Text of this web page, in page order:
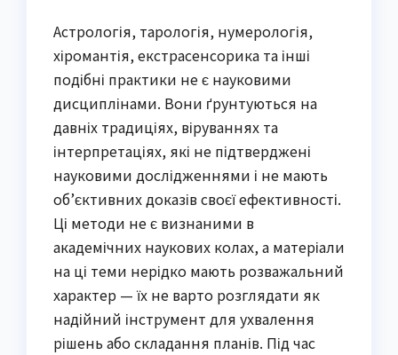
Астрологія, тарологія, нумерологія,
хіромантія, екстрасенсорика та інші
подібні практики не є науковими
дисциплінами. Вони ґрунтуються на
давніх традиціях, віруваннях та
інтерпретаціях, які не підтверджені
науковими дослідженнями і не мають
об’єктивних доказів своєї ефективності.
Ці методи не є визнаними в
академічних наукових колах, а матеріали
на ці теми нерідко мають розважальний
характер — їх не варто розглядати як
надійний інструмент для ухвалення
рішень або складання планів. Під час